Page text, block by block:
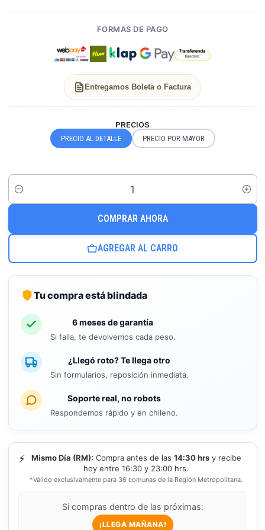
FORMAS DE PAGO
Entregamos Boleta o Factura
PRECIOS
PRECIO AL DETALLE PRECIO POR MAYOR
Cantidad
AGREGAR AL CARRO
COMPRAR AHORA
Tu compra está blindada
6 meses de garantía
Si falla, te devolvemos cada peso.
¿Llegó roto? Te llega otro
Sin formularios, reposición inmediata.
Soporte real, no robots
Respondemos rápido y en chileno.
⚡ Mismo Día (RM): Compra antes de las 14:30 hrsy recibe
hoy entre 16:30 y 23:00 hrs.
*Válido exclusivamente para 36 comunas de la Región Metropolitana.
Si compras dentro de las próximas:
¡LLEGA MAÑANA!